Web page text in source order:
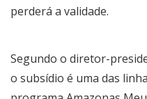
perderá a validade.
Segundo o diretor-
o subsídio é uma das